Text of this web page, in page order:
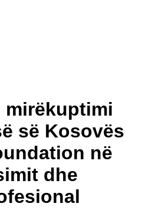
mirëkuptimi
së Kosovës
në
dhe